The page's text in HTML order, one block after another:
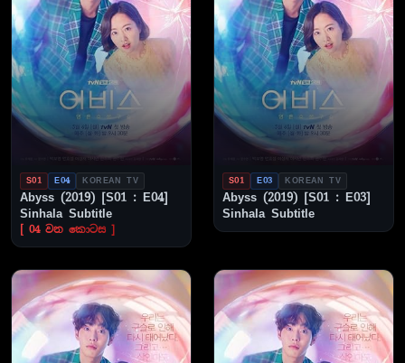
S01 E04 KOREAN TV
Abyss (2019) [S01 : E04]
Sinhala Subtitle
[ 04 වන කොටස ]
S01 E03 KOREAN TV
Abyss (2019) [S01 : E03]
Sinhala Subtitle